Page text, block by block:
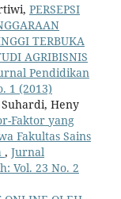
PERSEPSI
TERBUKA
AGRIBISNIS
Pendidikan
1 (2013)
Heny
Faktor yang
Fakultas Sains
, Jurnal
Vol. 23 No. 2